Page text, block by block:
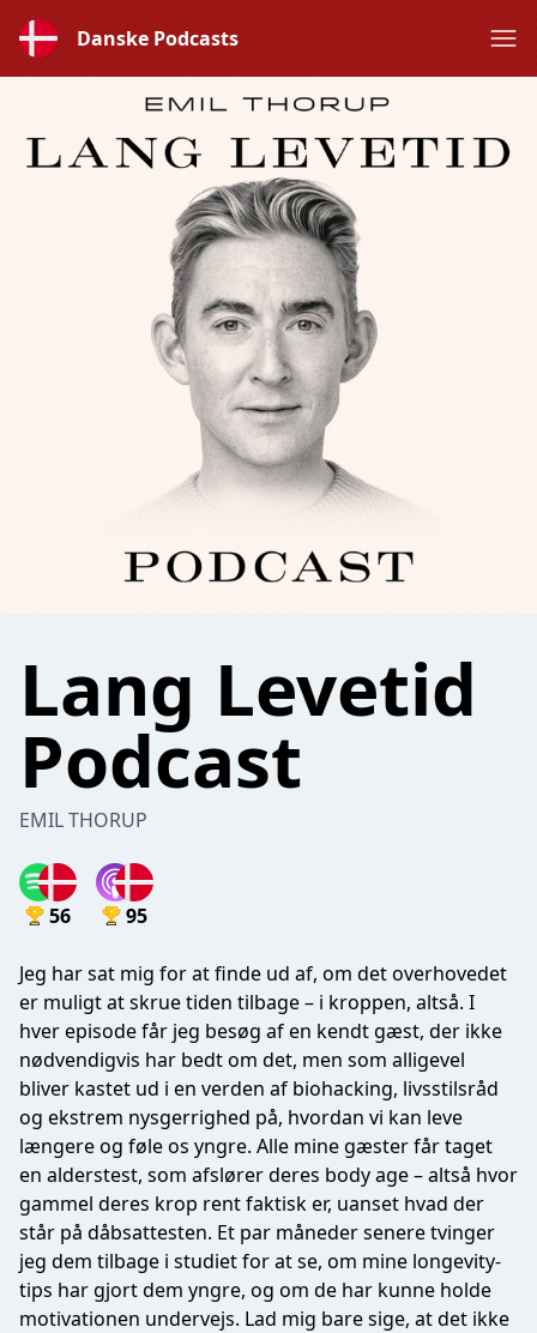
Danske Podcasts
Lang Levetid
Podcast
EMIL THORUP
56 95
Jeg har sat mig for at finde ud af, om det overhovedet
er muligt at skrue tiden tilbage – i kroppen, altså. I
hver episode får jeg besøg af en kendt gæst, der ikke
nødvendigvis har bedt om det, men som alligevel
bliver kastet ud i en verden af biohacking, livsstilsråd
og ekstrem nysgerrighed på, hvordan vi kan leve
længere og føle os yngre. Alle mine gæster får taget
en alderstest, som afslører deres body age – altså hvor
gammel deres krop rent faktisk er, uanset hvad der
står på dåbsattesten. Et par måneder senere tvinger
jeg dem tilbage i studiet for at se, om mine longevity-
tips har gjort dem yngre, og om de har kunne holde
motivationen undervejs. Lad mig bare sige, at det ikke